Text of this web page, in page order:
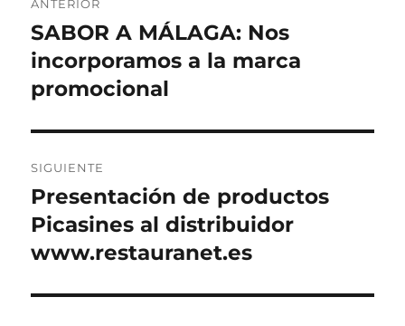
de
entradas
ANTERIOR
Entrada
anterior:
SABOR A MÁLAGA: Nos
incorporamos a la marca
promocional
SIGUIENTE
Entrada
siguiente:
Presentación de productos
Picasines al distribuidor
www.restauranet.es